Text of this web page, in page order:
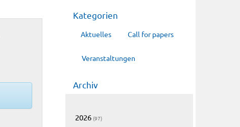
Kategorien
Aktuelles Call for papers
Veranstaltungen
Archiv
2026 (97)